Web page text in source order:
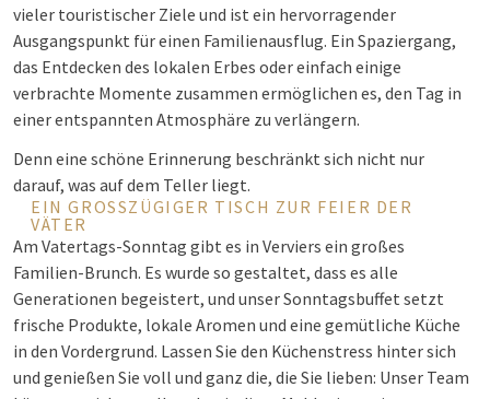
vieler touristischer Ziele und ist ein hervorragender
Ausgangspunkt für einen Familienausflug. Ein Spaziergang,
das Entdecken des lokalen Erbes oder einfach einige
verbrachte Momente zusammen ermöglichen es, den Tag in
einer entspannten Atmosphäre zu verlängern.
Denn eine schöne Erinnerung beschränkt sich nicht nur
darauf, was auf dem Teller liegt.
EIN GROSSZÜGIGER TISCH ZUR FEIER DER V
ÄTER
Am Vatertags-Sonntag gibt es in Verviers ein großes
Familien-Brunch. Es wurde so gestaltet, dass es alle
Generationen begeistert, und unser Sonntagsbuffet setzt
frische Produkte, lokale Aromen und eine gemütliche Küche
in den Vordergrund. Lassen Sie den Küchenstress hinter sich
und genießen Sie voll und ganz die, die Sie lieben: Unser Team